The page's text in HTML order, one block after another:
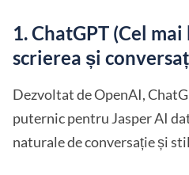
1. ChatGPT (Cel
scrierea și
Dezvoltat de OpenAI,
puternic pentru Jasper AI
naturale de conversație și